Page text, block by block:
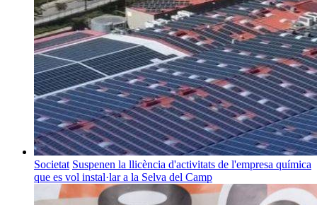
Societat Suspenen la llicència d'activitats de l'empresa química
que es vol instal·lar a la Selva del Camp